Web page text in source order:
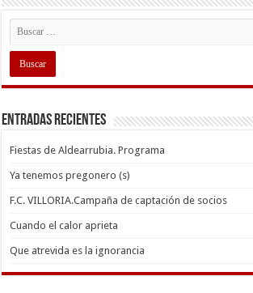
Entradas recientes
Fiestas de Aldearrubia. Programa
Ya tenemos pregonero (s)
F.C. VILLORIA.Campaña de captación de socios
Cuando el calor aprieta
Que atrevida es la ignorancia